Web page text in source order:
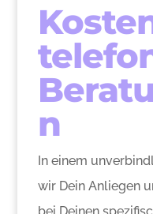
n
In einem
wir Dein Anliegen